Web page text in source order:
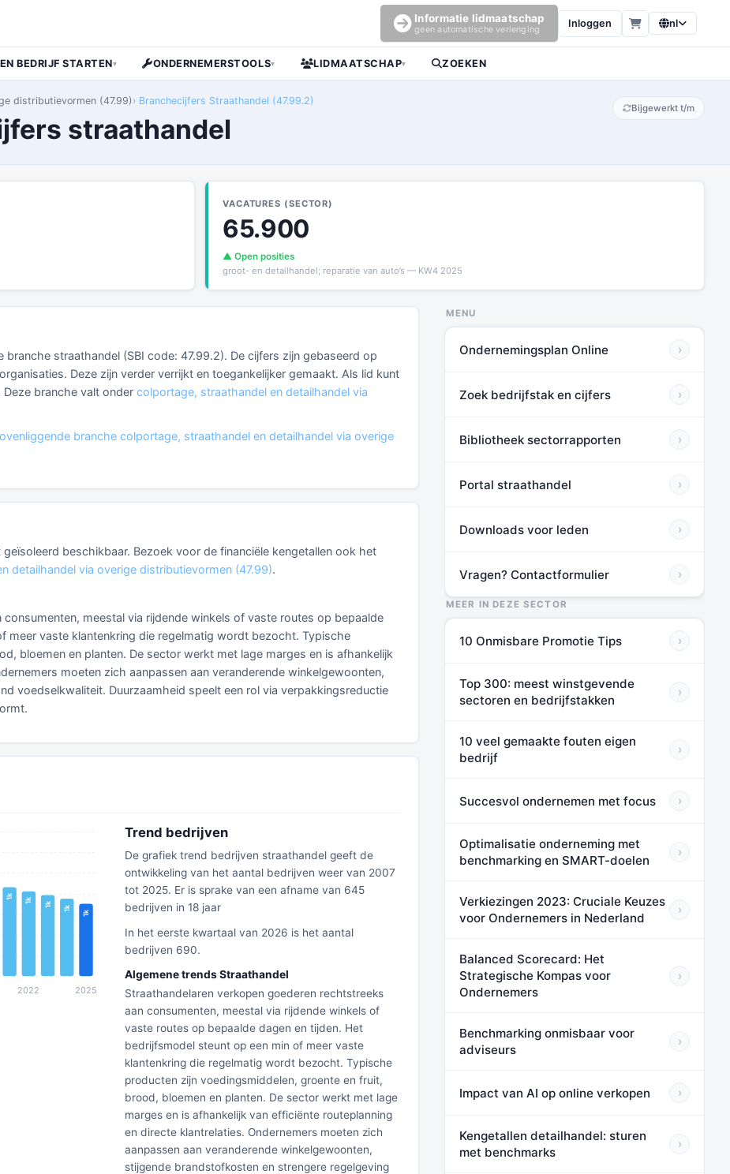
Informatie lidmaatschap
geen automatische verlenging
Inloggen nl
BEDRIJF STARTEN▾ ONDERNEMERSTOOLS▾ LIDMAATSCHAP▾ ZOEKEN
distributievormen (47.99) Branchecijfers Straathandel (47.99.2)
straathandel
Bijgewerkt t/m
VACATURES (SECTOR)
65.900
▲ Open posities
groot- en detailhandel; reparatie van auto’s — KW4 2025
straathandel (SBI code: 47.99.2). De cijfers zijn gebaseerd op
Deze zijn verder verrijkt en toegankelijker gemaakt. Als lid kunt
Deze branche valt onder colportage, straathandel en detailhandel via
branche colportage, straathandel en detailhandel via overige
beschikbaar. Bezoek voor de financiële kengetallen ook het
detailhandel via overige distributievormen (47.99).
meestal via rijdende winkels of vaste routes op bepaalde
meer vaste klantenkring die regelmatig wordt bezocht. Typische
bloemen en planten. De sector werkt met lage marges en is afhankelijk
moeten zich aanpassen aan veranderende winkelgewoonten,
voedselkwaliteit. Duurzaamheid speelt een rol via verpakkingsreductie
Trend bedrijven
De grafiek trend bedrijven straathandel geeft de
ontwikkeling van het aantal bedrijven weer van 2007
tot 2025. Er is sprake van een afname van 645
bedrijven in 18 jaar
In het eerste kwartaal van 2026 is het aantal
bedrijven 690.
Algemene trends Straathandel
Straathandelaren verkopen goederen rechtstreeks
aan consumenten, meestal via rijdende winkels of
vaste routes op bepaalde dagen en tijden. Het
bedrijfsmodel steunt op een min of meer vaste
klantenkring die regelmatig wordt bezocht. Typische
producten zijn voedingsmiddelen, groente en fruit,
brood, bloemen en planten. De sector werkt met lage
marges en is afhankelijk van efficiënte routeplanning
en directe klantrelaties. Ondernemers moeten zich
aanpassen aan veranderende winkelgewoonten,
stijgende brandstofkosten en strengere regelgeving
MENU
Ondernemingsplan Online ›
Zoek bedrijfstak en cijfers ›
Bibliotheek sectorrapporten ›
Portal straathandel ›
Downloads voor leden ›
Vragen? Contactformulier ›
MEER IN DEZE SECTOR
10 Onmisbare Promotie Tips ›
Top 300: meest winstgevende
sectoren en bedrijfstakken
›
10 veel gemaakte fouten eigen
bedrijf
›
Succesvol ondernemen met focus ›
Optimalisatie onderneming met
benchmarking en SMART-doelen
›
Verkiezingen 2023: Cruciale Keuzes
voor Ondernemers in Nederland
›
Balanced Scorecard: Het
Strategische Kompas voor
Ondernemers
›
Benchmarking onmisbaar voor
adviseurs
›
Impact van AI op online verkopen ›
Kengetallen detailhandel: sturen
met benchmarks
›